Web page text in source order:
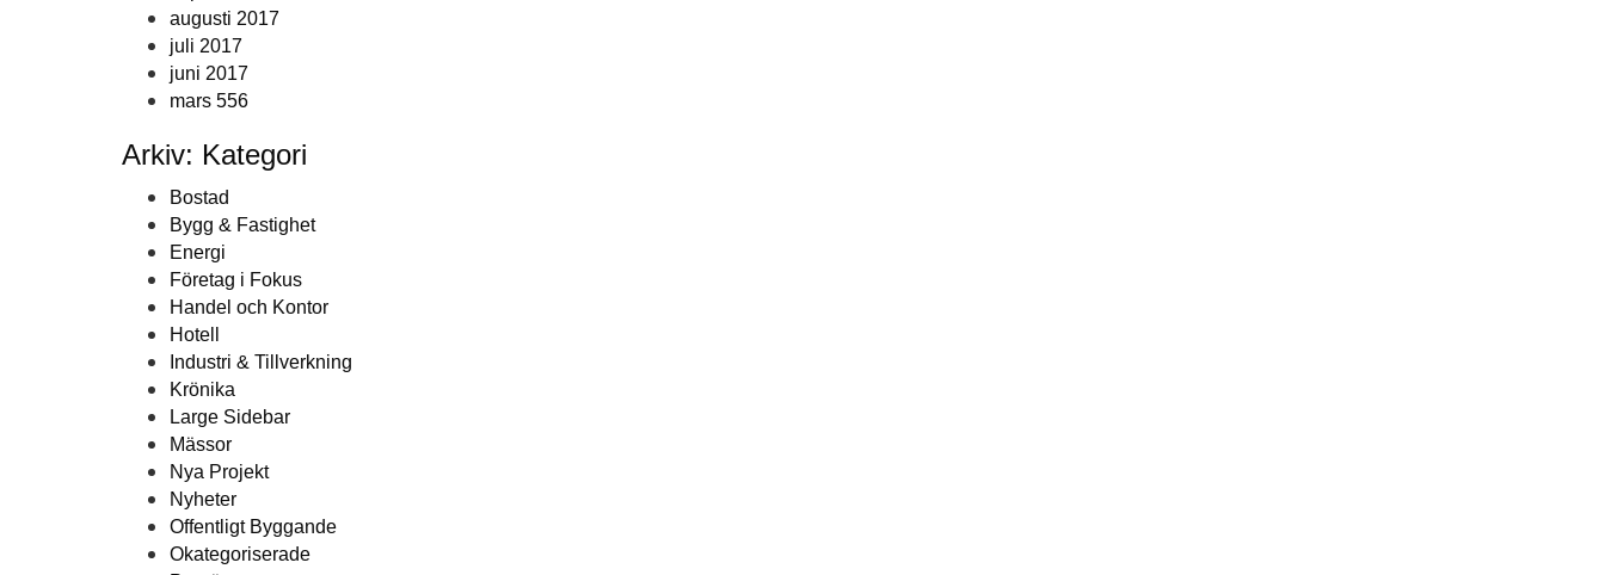
augusti 2017
juli 2017
juni 2017
mars 556
Arkiv: Kategori
Bostad
Bygg & Fastighet
Energi
Företag i Fokus
Handel och Kontor
Hotell
Industri & Tillverkning
Krönika
Large Sidebar
Mässor
Nya Projekt
Nyheter
Offentligt Byggande
Okategoriserade